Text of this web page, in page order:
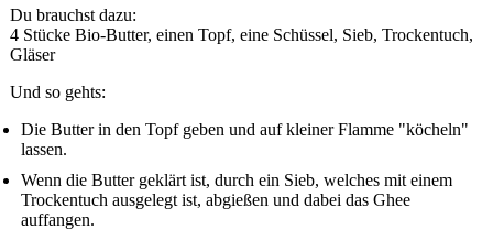
Du brauchst dazu:
4 Stücke Bio-Butter, einen Topf, eine Schüssel, Sieb, Trockentuch,
Gläser
Und so gehts:
Die Butter in den Topf geben und auf kleiner Flamme "köcheln"
lassen.
Wenn die Butter geklärt ist, durch ein Sieb, welches mit einem
Trockentuch ausgelegt ist, abgießen und dabei das Ghee
auffangen.